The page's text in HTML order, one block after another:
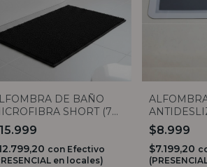
DE BAÑO
SHORT (7
con Efectivo
en locales)
BLACK
$8.999
$7.199,20